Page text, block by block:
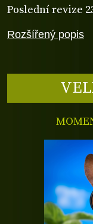
Rozšířený popis
Poslední revize